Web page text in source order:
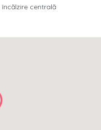
încălzire centrală